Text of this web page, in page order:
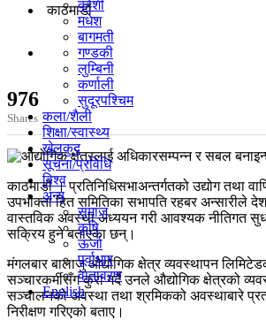
कोशी
मधेश
बागमती
गण्डकी
लुम्बिनी
कर्णाली
सुदूरपश्चिम
कला/शैली
शिक्षा/स्वास्थ्य
खेलकुद
सूचना/प्रविधि
विश्व
अन्य
समाज
कृषि
ऊर्जा
पूर्वाधार
वातावरण
English
काठमाडाैं
976
Shares
काठमाडौं । प्रतिनिधिसभाअन्तर्गतको उद्योग तथा
उपभोक्ता हित समितिका सभापति रहबर अन्सारीले
वास्तविक अवस्था अध्ययन गरी आवश्यक नीतिगत
सक्रिय हुने बताएका छन्।
मंगलबार बालाजु औद्योगिक क्षेत्र व्यवस्थापन
सञ्चारकर्मीसँग कुरा गर्दै उनले औद्योगिक क्षेत्रको
सञ्चालनको अवस्था तथा श्रमिकको अवस्थाबारे
निरीक्षण गरिएको बताए।